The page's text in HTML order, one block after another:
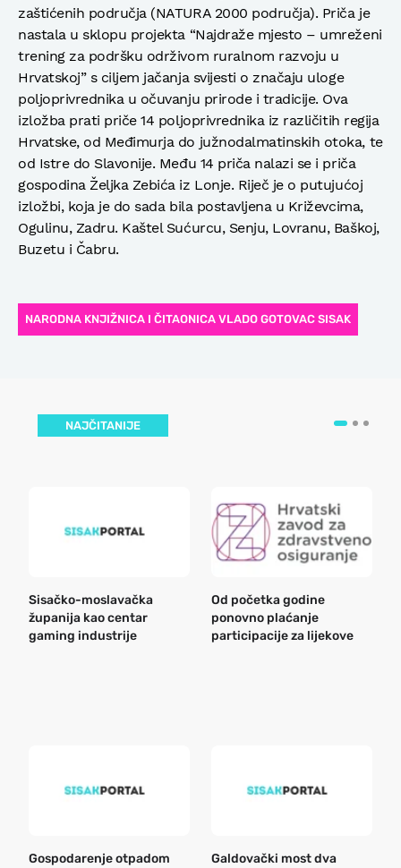
zaštićenih područja (NATURA 2000 područja). Priča je
nastala u sklopu projekta “Najdraže mjesto – umreženi
trening za podršku održivom ruralnom razvoju u
Hrvatskoj” s ciljem jačanja svijesti o značaju uloge
poljoprivrednika u očuvanju prirode i tradicije. Ova
izložba prati priče 14 poljoprivrednika iz različitih regija
Hrvatske, od Međimurja do južnodalmatinskih otoka, te
od Istre do Slavonije. Među 14 priča nalazi se i priča
gospodina Željka Zebića iz Lonje. Riječ je o putujućoj
izložbi, koja je do sada bila postavljena u Križevcima,
Ogulinu, Zadru. Kaštel Sućurcu, Senju, Lovranu, Baškoj,
Buzetu i Čabru.
NARODNA KNJIŽNICA I ČITAONICA VLADO GOTOVAC SISAK
NAJČITANIJE
Sisačko-moslavačka
županija kao centar
gaming industrije
Od početka godine
ponovno plaćanje
participacije za lijekove
Gospodarenje otpadom
Galdovački most dva